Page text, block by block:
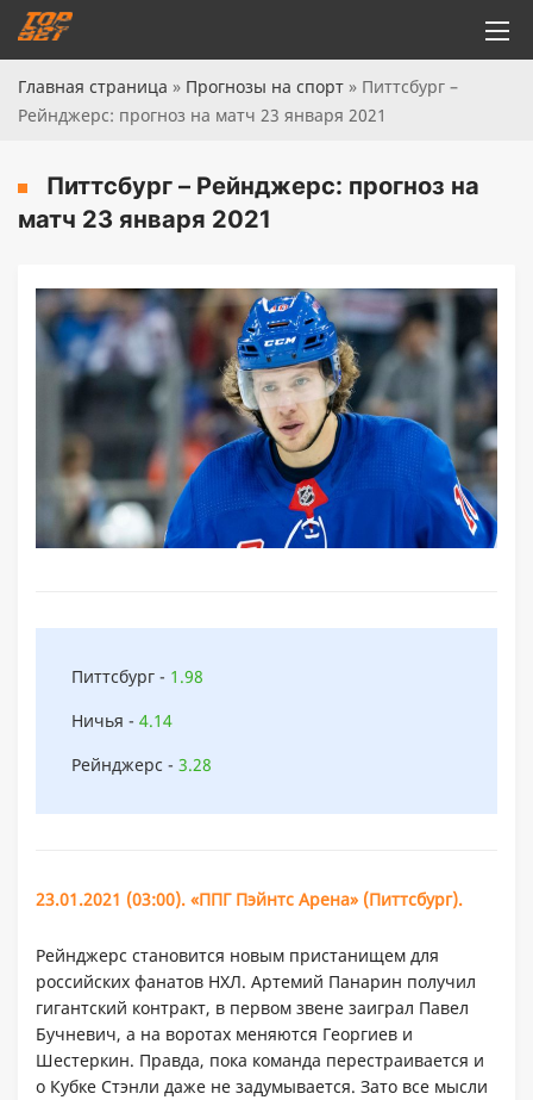
Главная страница » Прогнозы на спорт » Питтсбург –
Рейнджерс: прогноз на матч 23 января 2021
Питтсбург – Рейнджерс: прогноз на
матч 23 января 2021
Питтсбург - 1.98
Ничья - 4.14
Рейнджерс - 3.28
23.01.2021 (03:00). «ППГ Пэйнтс Арена» (Питтсбург).
Рейнджерс становится новым пристанищем для
российских фанатов НХЛ. Артемий Панарин получил
гигантский контракт, в первом звене заиграл Павел
Бучневич, а на воротах меняются Георгиев и
Шестеркин. Правда, пока команда перестраивается и
о Кубке Стэнли даже не задумывается. Зато все мысли